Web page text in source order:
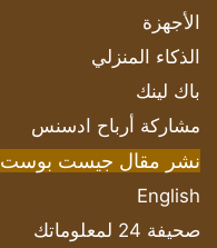
الأجهزة
الذكاء المنزلي
باك لينك
مشاركة أرباح ادسنس
نشر مقال جيست بوست
English
صحيفة 24 لمعلوماتك